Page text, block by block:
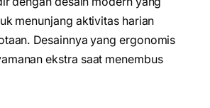
menunjang aktivitas harian
Desainnya yang ergonomis
ekstra saat menembus